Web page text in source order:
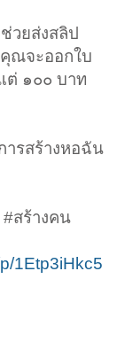
วยส่งสลิป
ณจะออกใบ
ต่ ๑๐๐ บาท
ารสร้างหอฉัน
สร้างคน
1Etp3iHkc5